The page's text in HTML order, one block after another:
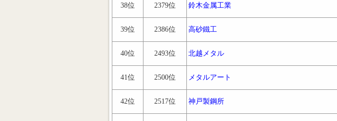
38位 2379位 鈴木金属工業
39位 2386位 高砂鐵工
40位 2493位 北越メタル
41位 2500位 メタルアート
42位 2517位 神戸製鋼所